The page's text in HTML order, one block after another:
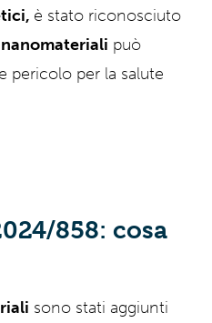
è stato riconosciuto
nanomateriali può
pericolo per la salute
858: cosa
sono stati aggiunti